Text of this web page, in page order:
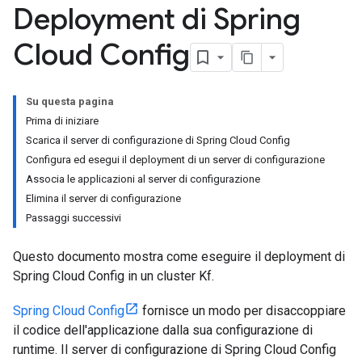
Deployment di Spring
Cloud Config
Su questa pagina
Prima di iniziare
Scarica il server di configurazione di Spring Cloud Config
Configura ed esegui il deployment di un server di configurazione
Associa le applicazioni al server di configurazione
Elimina il server di configurazione
Passaggi successivi
Questo documento mostra come eseguire il deployment di
Spring Cloud Config in un cluster Kf.
Spring Cloud Config
fornisce un modo per disaccoppiare
il codice dell'applicazione dalla sua configurazione di
runtime. Il server di configurazione di Spring Cloud Config